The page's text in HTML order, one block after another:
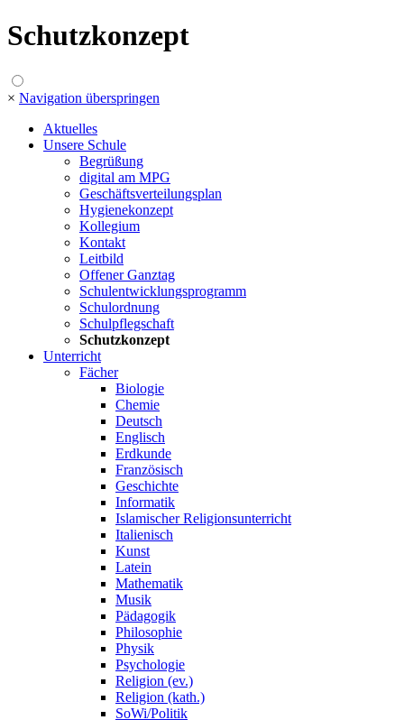
Schutzkonzept
× Navigation überspringen
Aktuelles
Unsere Schule
Begrüßung
digital am MPG
Geschäftsverteilungsplan
Hygienekonzept
Kollegium
Kontakt
Leitbild
Offener Ganztag
Schulentwicklungsprogramm
Schulordnung
Schulpflegschaft
Schutzkonzept
Unterricht
Fächer
Biologie
Chemie
Deutsch
Englisch
Erdkunde
Französisch
Geschichte
Informatik
Islamischer Religionsunterricht
Italienisch
Kunst
Latein
Mathematik
Musik
Pädagogik
Philosophie
Physik
Psychologie
Religion (ev.)
Religion (kath.)
SoWi/Politik